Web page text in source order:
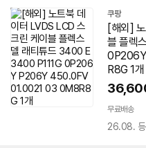
쿠팡
[해외]
블 플렉
R8G 1개
무료배송
26.08.